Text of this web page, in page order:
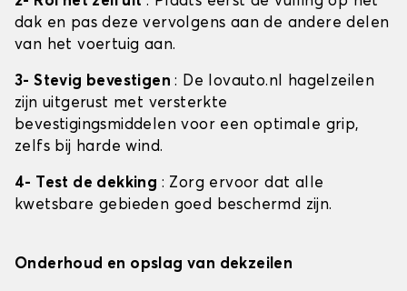
dak en pas deze vervolgens aan de andere delen
van het voertuig aan.
3- Stevig bevestigen: De lovauto.nl hagelzeilen
zijn uitgerust met versterkte
bevestigingsmiddelen voor een optimale grip,
zelfs bij harde wind.
4- Test de dekking : Zorg ervoor dat alle
kwetsbare gebieden goed beschermd zijn.
Onderhoud en opslag van dekzeilen